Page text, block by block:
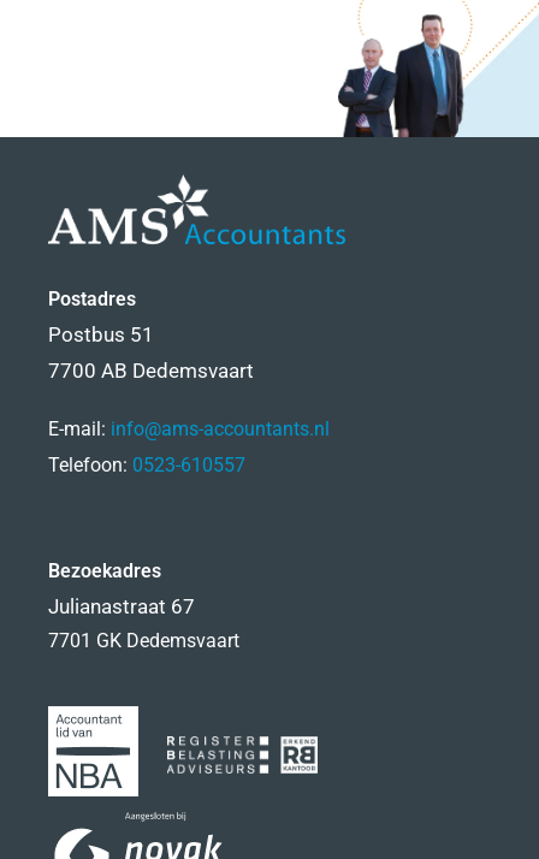
Postadres
Postbus 51
7700 AB Dedemsvaart
E-mail: info@ams-accountants.nl
Telefoon: 0523-610557
Bezoekadres
Julianastraat 67
7701 GK Dedemsvaart